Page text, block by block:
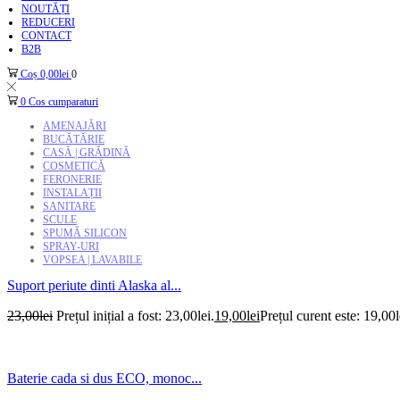
NOUTĂȚI
REDUCERI
CONTACT
B2B
Coș 0,00lei 0
0 Cos cumparaturi
AMENAJĂRI
BUCĂTĂRIE
CASĂ | GRĂDINĂ
COSMETICĂ
FERONERIE
INSTALAȚII
SANITARE
SCULE
SPUMĂ SILICON
SPRAY-URI
VOPSEA | LAVABILE
Suport periute dinti Alaska al...
23,00lei Prețul inițial a fost: 23,00lei.19,00leiPrețul curent este:
Baterie cada si dus ECO, monoc...